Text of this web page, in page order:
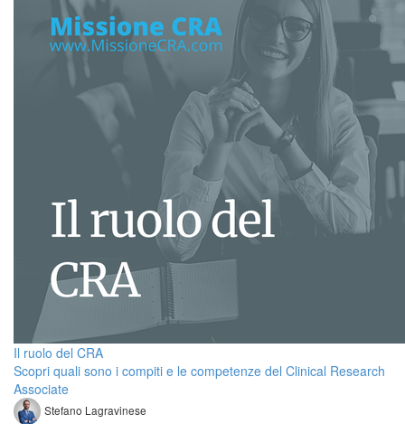
Il ruolo del CRA
Scopri quali sono i compiti e le competenze del Clinical Research
Associate
Stefano Lagravinese